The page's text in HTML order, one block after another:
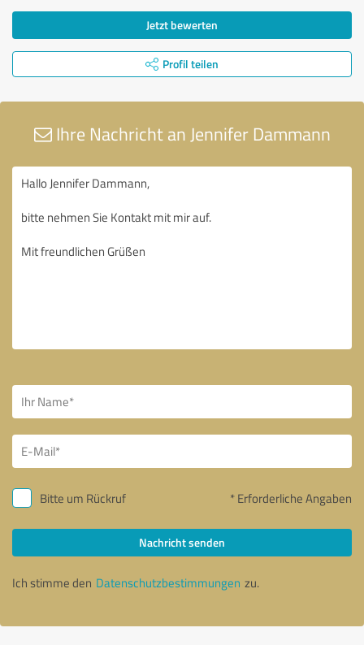
Jetzt bewerten
Profil teilen
Ihre Nachricht an Jennifer Dammann
Bitte um Rückruf * Erforderliche Angaben
Nachricht senden
Ich stimme den Datenschutzbestimmungen zu.